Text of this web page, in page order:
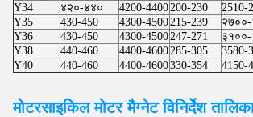
Y34
४२०-४४० 4200-4400 200-230 2510-
Y35
430-450 4300-4500 215-239
Y36
430-450 4300-4500 247-271
Y38
440-460 4400-4600 285-305 3580-
Y40
440-460 4400-4600330-354 4150-
मोटरसाइकिल मोटर मैग्नेट विनिर्देश